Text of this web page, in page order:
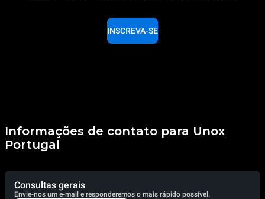
INSCREVA-SE
Informações de contato para Unox
Portugal
Consultas gerais
Envie-nos um e-mail e responderemos o mais rápido possível.